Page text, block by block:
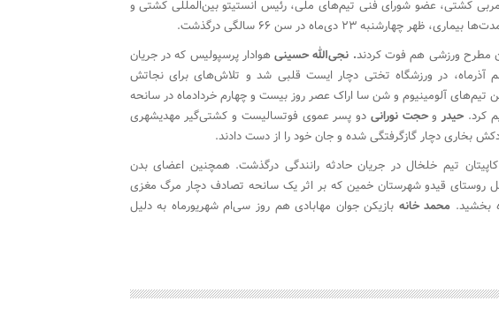
کشتی، عضو شورای فنی تیم‌های ملی، رئیس انستیتو بین‌المللی کشتی و
۲۳ دی‌ماه در سن ۶۶ سالگی درگذشت.
مطرح ورزشی هم فوت کردند. نجی‌الله حسینیهوادار پرسپولیس که در جریان
آذرماه، در ورزشگاه تختی دچار ایست قلبی شد و تلاش‌های برای نجاتش
تیم‌های آلومینیوم و شن سا اراک عصر روز بیست و چهارم خردادماه در سانحه
کرد.حیدر وحجت نورانی دو پسر عموی فوتسالیست و کشتی‌گیر مهدیشهری
بخاری دچار گازگرفتگی شده و جان خود را از دست دادند.
تیم خلخال در جریان حادثه رانندگی درگذشت. همچنین اعضای بدن
۲۲ ساله اهل روستای قیدو شهرستان خمین که بر اثر یک سانحه تصادف دچار مرگ مغزی
بخشید. محمد خانه بازیکن جوان مهابادی هم روز سی‌ام شهریورماه به دلیل